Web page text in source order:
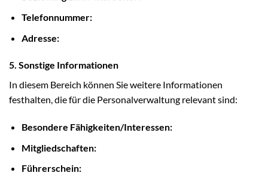
Telefonnummer:
Adresse:
5. Sonstige Informationen
In diesem Bereich können Sie weitere Informationen
festhalten, die für die Personalverwaltung relevant sind:
Besondere Fähigkeiten/Interessen:
Mitgliedschaften:
Führerschein: